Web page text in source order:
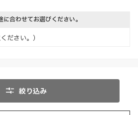
合わせてお選びください。
ださい。）
絞り込み